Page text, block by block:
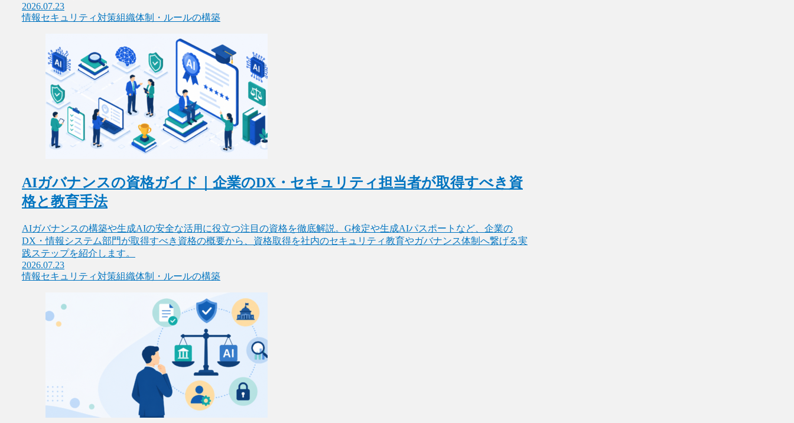
2026.07.23
情報セキュリティ対策組織体制・ルールの構築
AIガバナンスの資格ガイド｜企業のDX・セキュリティ担当者が取得すべき資
格と教育手法
AIガバナンスの構築や生成AIの安全な活用に役立つ注目の資格を徹底解説。G検定や生成AIパスポートなど、企業の
DX・情報システム部門が取得すべき資格の概要から、資格取得を社内のセキュリティ教育やガバナンス体制へ繋げる実
践ステップを紹介します。
2026.07.23
情報セキュリティ対策組織体制・ルールの構築